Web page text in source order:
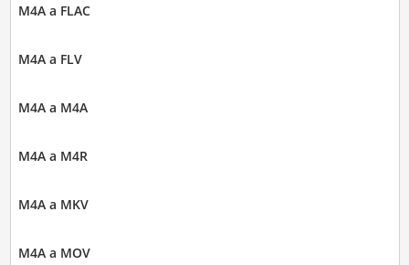
M4A a FLAC
M4A a FLV
M4A a M4A
M4A a M4R
M4A a MKV
M4A a MOV